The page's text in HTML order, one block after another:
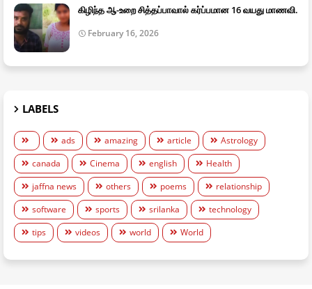
கிழிந்த ஆ-உறை சித்தப்பாவால் கர்ப்பமான 16 வயது மாணவி.
February 16, 2026
LABELS
ads amazing article
Astrology
canada
Cinema english
Health
jaffna news
others poems
relationship
software
sports srilanka
technology
tips
videos world World